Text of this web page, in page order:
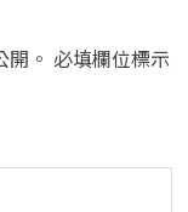
。 必填欄位標示